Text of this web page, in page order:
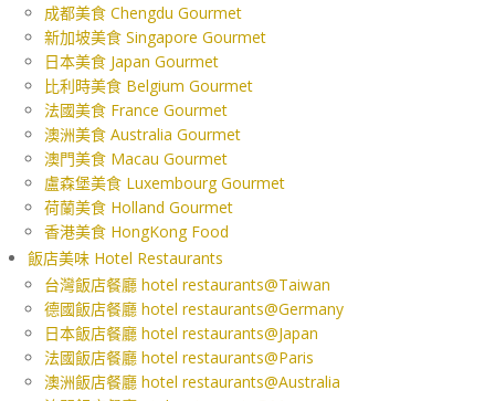
成都美食 Chengdu Gourmet
新加坡美食 Singapore Gourmet
日本美食 Japan Gourmet
比利時美食 Belgium Gourmet
法國美食 France Gourmet
澳洲美食 Australia Gourmet
澳門美食 Macau Gourmet
盧森堡美食 Luxembourg Gourmet
荷蘭美食 Holland Gourmet
香港美食 HongKong Food
飯店美味 Hotel Restaurants
台灣飯店餐廳 hotel restaurants@Taiwan
德國飯店餐廳 hotel restaurants@Germany
日本飯店餐廳 hotel restaurants@Japan
法國飯店餐廳 hotel restaurants@Paris
澳洲飯店餐廳 hotel restaurants@Australia